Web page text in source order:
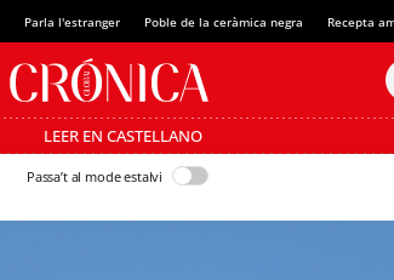
Parla l'estranger Poble de la ceràmica negra Recepta
LEER EN CASTELLANO
Passa’t al mode estalvi